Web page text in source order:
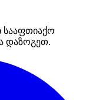
სააფთიაქო
დაზოგეთ.